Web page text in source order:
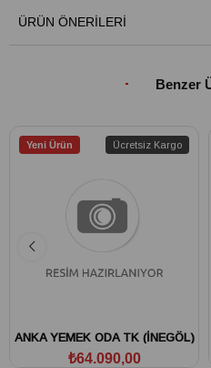
ÜRÜN ÖNERILERI
Benzer
Yeni Ürün Ücretsiz Kargo
ANKA YEMEK ODA TK (İNEGÖL)
₺64.090,00